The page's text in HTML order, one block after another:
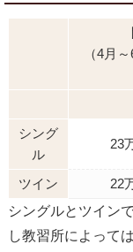
（4月
シング
ル
23
ツイン 22
シングルとツイン
し教習所によって